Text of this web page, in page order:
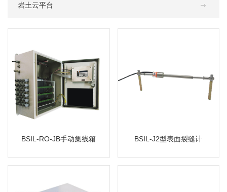
岩土云平台
BSIL-RO-JB手动集线箱
BSIL-RO-JB手动集线箱
MORE
BSIL-J2型表面裂缝计
BSIL-J2型表面裂缝计